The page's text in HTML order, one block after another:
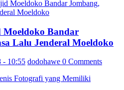
Moeldoko Bandar
Lalu Jenderal Moeldoko
- 10:55 dodohawe 0 Comments